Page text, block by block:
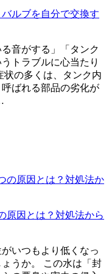
ルブを自分で交換す
音がする」「タンク
トラブルに心当たり
状の多くは、タンク内
ばれる部品の劣化が
原因とは？対処法から
いつもより低くなっ
うか。 この水は「封